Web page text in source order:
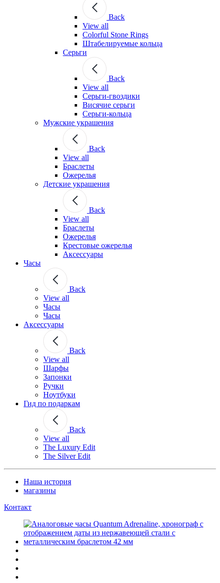
Back
View all
Colorful Stone Rings
Штабелируемые кольца
Серьги
Back
View all
Серьги-гвоздики
Висячие серьги
Серьги-кольца
Мужские украшения
Back
View all
Браслеты
Ожерелья
Детские украшения
Back
View all
Браслеты
Ожерелья
Крестовые ожерелья
Аксессуары
Часы
Back
View all
Часы
Часы
Аксессуары
Back
View all
Шарфы
Запонки
Ручки
Ноутбуки
Гид по подаркам
Back
View all
The Luxury Edit
The Silver Edit
Наша история
магазины
Контакт